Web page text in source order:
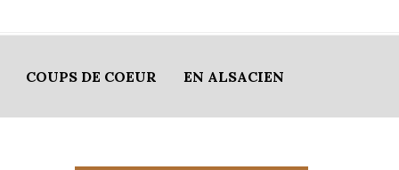
COUPS DE COEUR EN ALSACIEN